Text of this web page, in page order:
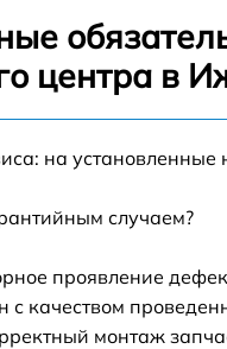
центра в
на установленные
случаем?
проявление
с качеством
монтаж